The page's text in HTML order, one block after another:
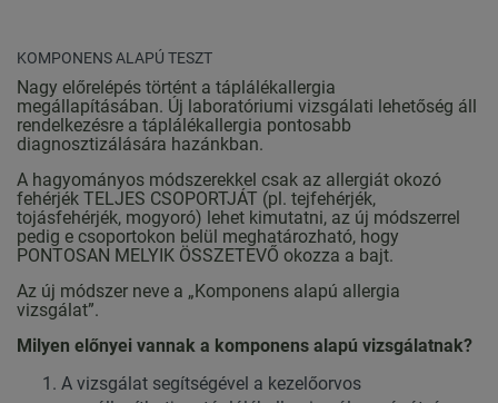
KOMPONENS ALAPÚ TESZT
Nagy előrelépés történt a táplálékallergia
megállapításában. Új laboratóriumi vizsgálati lehetőség áll
rendelkezésre a táplálékallergia pontosabb
diagnosztizálására hazánkban.
A hagyományos módszerekkel csak az allergiát okozó
fehérjék TELJES CSOPORTJÁT (pl. tejfehérjék,
tojásfehérjék, mogyoró) lehet kimutatni, az új módszerrel
pedig e csoportokon belül meghatározható, hogy
PONTOSAN MELYIK ÖSSZETEVŐ okozza a bajt.
Az új módszer neve a „Komponens alapú allergia
vizsgálat”.
Milyen előnyei vannak a komponens alapú vizsgálatnak?
A vizsgálat segítségével a kezelőorvos